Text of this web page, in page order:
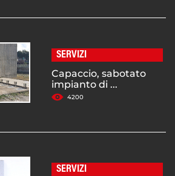
SERVIZI
Capaccio, sabotato
impianto di ...
4200
SERVIZI